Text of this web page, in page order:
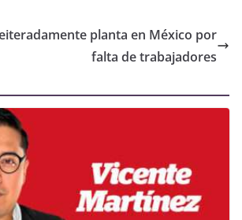
planta en México por
falta de trabajadores